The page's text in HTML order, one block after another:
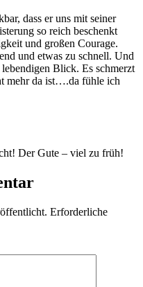
dass er uns mit seiner
so reich beschenkt
und großen Courage.
und etwas zu schnell. Und
Blick. Es schmerzt
mehr da ist….da fühle ich
Der Gute – viel zu früh!
Erforderliche